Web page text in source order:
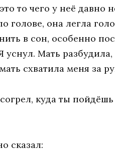
то чего у неё давно
голове, она легла
в сон, особенно
Мать
схватила меня за
куда ты
сказал: